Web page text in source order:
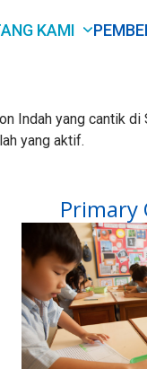
KAMI
Indah yang cantik
yang aktif.
Primary